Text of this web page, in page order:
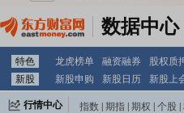
数据中心
特色 龙虎榜单 融资融券 股权质
新股
新股申购 新股日历 新股上
行情中心 指数 期指 期权 个股